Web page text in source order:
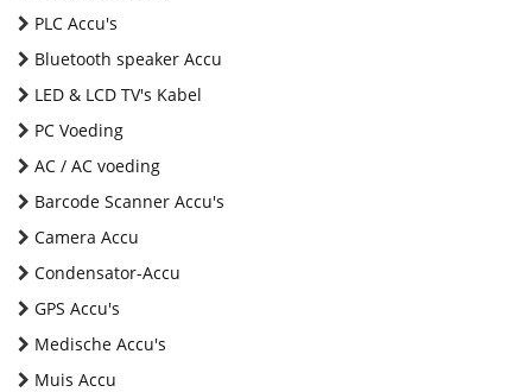
PLC Accu's
Bluetooth speaker Accu
LED & LCD TV's Kabel
PC Voeding
AC / AC voeding
Barcode Scanner Accu's
Camera Accu
Condensator-Accu
GPS Accu's
Medische Accu's
Muis Accu